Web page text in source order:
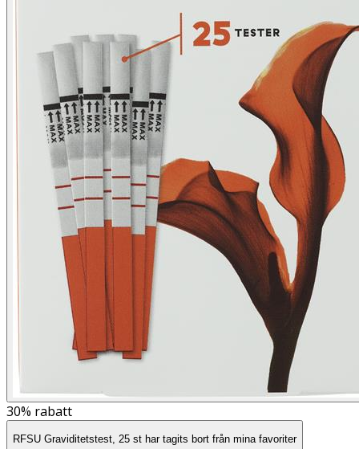
30% rabatt
RFSU Graviditetstest, 25 st har tagits bort från mina favoriter